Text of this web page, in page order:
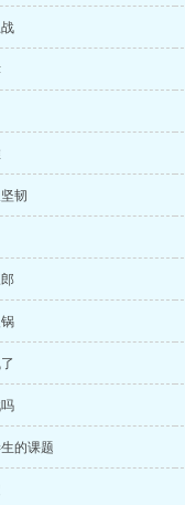
韧
的课题